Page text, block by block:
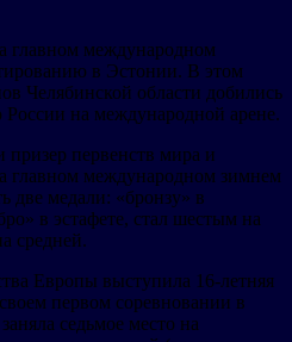
международном
в Эстонии. В этом
Челябинской области добились
России на международной арене.
первенств мира и
международном зимнем
две медали: «бронзу» в
в эстафете, стал шестым на
средней.
Европы выступила 16-летняя
первом соревновании в
седьмое место на